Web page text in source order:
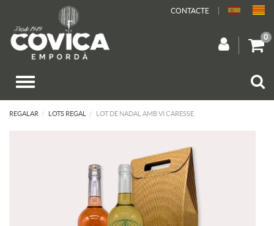
CONTACTE
0
REGALAR LOTS REGAL LOT DE NADAL AMB VI CARESSE